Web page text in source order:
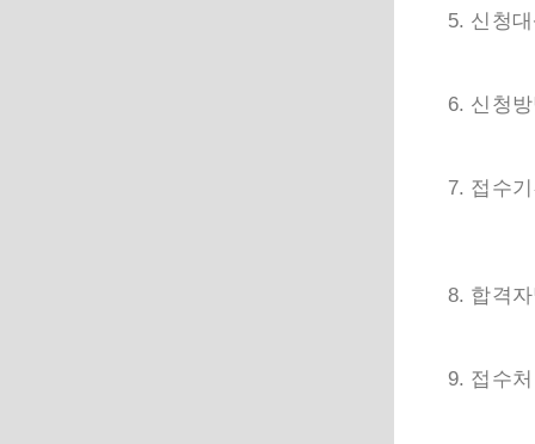
5. 신청
6. 신청
7. 접수
8. 합격
9. 접수처